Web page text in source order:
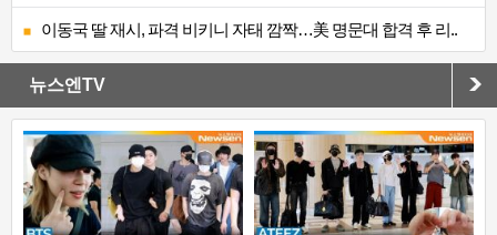
이동국 딸 재시, 파격 비키니 자태 깜짝…美 명문대 합격 후 리..
뉴스엔TV